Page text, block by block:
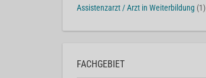
Assistenzarzt / Arzt in Weiterbildung (1)
FACHGEBIET